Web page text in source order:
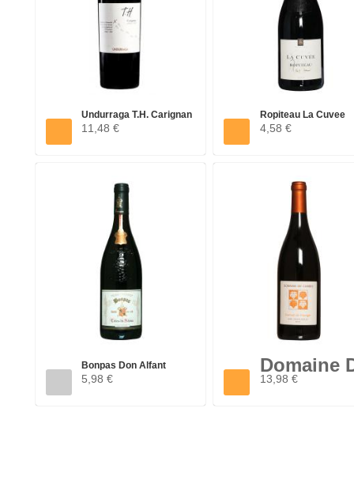
Undurraga T.H. Carignan
Maule...
11,48 €
Ropiteau La Cuvee
Rouge...
4,58 €
Bonpas Don Alfant
Grande...
5,98 €
Domaine
Cambis
13,98 €